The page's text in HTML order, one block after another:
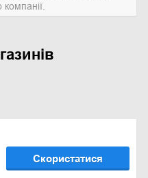
Скористатися